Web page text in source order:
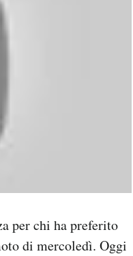
per chi ha preferito
di mercoledì. Oggi